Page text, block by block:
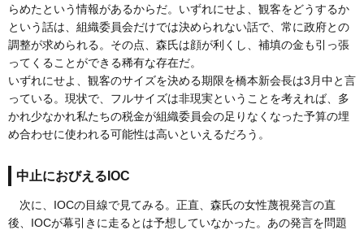
らめたという情報があるからだ。いずれにせよ、観客をどうするか
という話は、組織委員会だけでは決められない話で、常に政府との
調整が求められる。その点、森氏は顔が利くし、補填の金も引っ張
ってくることができる稀有な存在だ。
いずれにせよ、観客のサイズを決める期限を橋本新会長は3月中と言
っている。現状で、フルサイズは非現実ということを考えれば、多
かれ少なかれ私たちの税金が組織委員会の足りなくなった予算の埋
め合わせに使われる可能性は高いといえるだろう。
中止におびえるIOC
次に、IOCの目線で見てみる。正直、森氏の女性蔑視発言の直
後、IOCが幕引きに走るとは予想していなかった。あの発言を問題